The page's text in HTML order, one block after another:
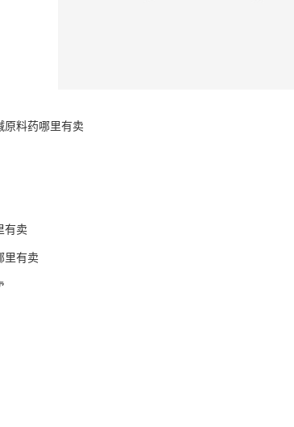
原料药哪里有卖
有卖
里有卖